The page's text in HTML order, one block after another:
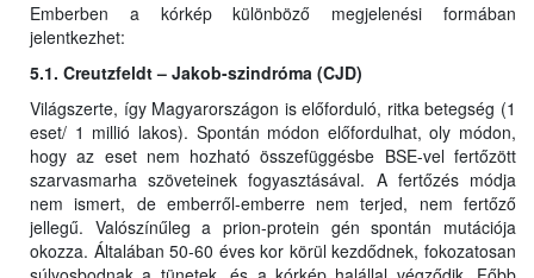
Emberben a kórkép különböző megjelenési formában
jelentkezhet:
5.1. Creutzfeldt – Jakob-szindróma (CJD)
Világszerte, így Magyarországon is előforduló, ritka betegség (1
eset/ 1 millió lakos). Spontán módon előfordulhat, oly módon,
hogy az eset nem hozható összefüggésbe BSE-vel fertőzött
szarvasmarha szöveteinek fogyasztásával. A fertőzés módja
nem ismert, de emberről-emberre nem terjed, nem fertőző
jellegű. Valószínűleg a prion-protein gén spontán mutációja
okozza. Általában 50-60 éves kor körül kezdődnek, fokozatosan